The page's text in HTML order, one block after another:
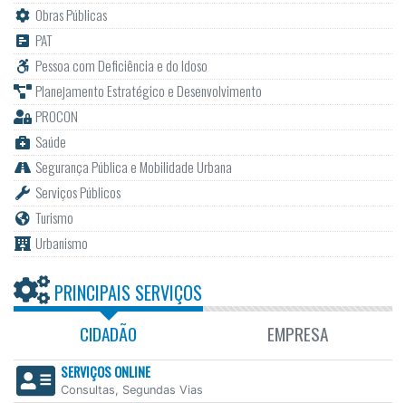
Obras Públicas
PAT
Pessoa com Deficiência e do Idoso
Planejamento Estratégico e Desenvolvimento
PROCON
Saúde
Segurança Pública e Mobilidade Urbana
Serviços Públicos
Turismo
Urbanismo
PRINCIPAIS SERVIÇOS
CIDADÃO EMPRESA
SERVIÇOS ONLINE
Consultas, Segundas Vias